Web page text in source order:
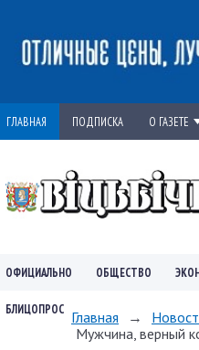
ГЛАВНАЯ ПОДПИСКА О ГАЗЕТЕ
ОФИЦИАЛЬНО ОБЩЕСТВО
БЛИЦОПРОС Главная →
Мужчина, верный